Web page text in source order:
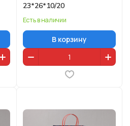
23*26*10/20
Есть в наличии
В корзину